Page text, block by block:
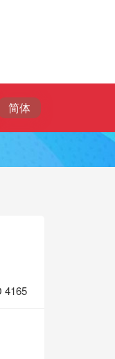
4165